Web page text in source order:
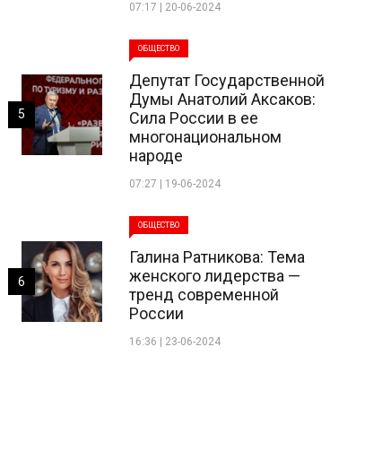
07:17 | 20-06-2024
ОБЩЕСТВО
Депутат Государственной
Думы Анатолий Аксаков:
Сила России в ее
многонациональном
народе
07:27 | 19-06-2024
5
ОБЩЕСТВО
Галина Ратникова: Тема
женского лидерства —
тренд современной
России
16:36 | 23-06-2024
6